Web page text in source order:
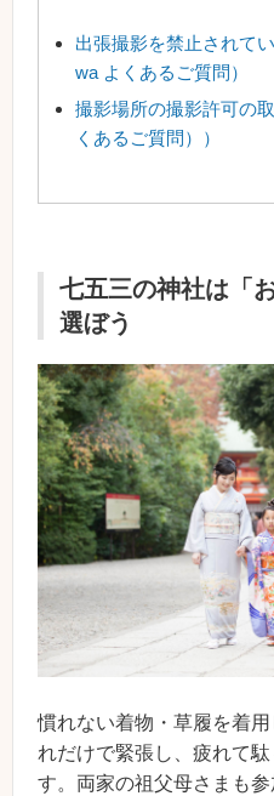
出張撮影を禁止されて
wa よくあるご質問）
撮影場所の撮影許可の
くあるご質問））
七五三の神社は「
選ぼう
慣れない着物・草履を着
れだけで緊張し、疲れて
す。両家の祖父母さまも